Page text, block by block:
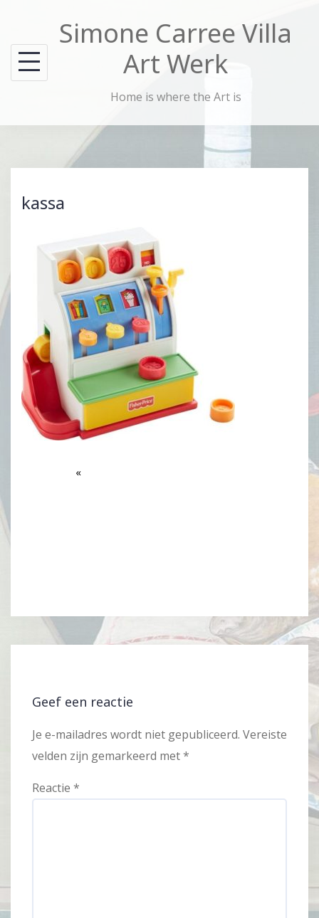
content
Simone Carree Villa
Art Werk
Home is where the Art is
kassa
Geef een reactie
Je e-mailadres wordt niet gepubliceerd. Vereiste
velden zijn gemarkeerd met*
Reactie *